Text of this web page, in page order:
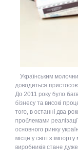
Українським
доводиться
До 2011 року було
бізнесу та високі
того, в останні два
проблемами
основного ринку
місце у світі з
виробників стане